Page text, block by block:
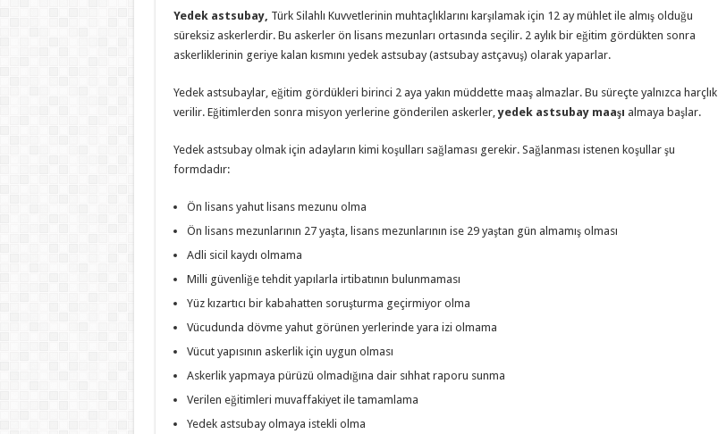
Yedek astsubay, Türk Silahlı Kuvvetlerinin muhtaçlıklarını karşılamak için 12 ay mühlet ile almış olduğu
süreksiz askerlerdir. Bu askerler ön lisans mezunları ortasında seçilir. 2 aylık bir eğitim gördükten sonra
askerliklerinin geriye kalan kısmını yedek astsubay (astsubay astçavuş) olarak yaparlar.
Yedek astsubaylar, eğitim gördükleri birinci 2 aya yakın müddette maaş almazlar. Bu süreçte yalnızca harçlık
verilir. Eğitimlerden sonra misyon yerlerine gönderilen askerler,yedek astsubay maaşı almaya başlar.
Yedek astsubay olmak için adayların kimi koşulları sağlaması gerekir. Sağlanması istenen koşullar şu
formdadır:
Ön lisans yahut lisans mezunu olma
Ön lisans mezunlarının 27 yaşta, lisans mezunlarının ise 29 yaştan gün almamış olması
Adli sicil kaydı olmama
Milli güvenliğe tehdit yapılarla irtibatının bulunmaması
Yüz kızartıcı bir kabahatten soruşturma geçirmiyor olma
Vücudunda dövme yahut görünen yerlerinde yara izi olmama
Vücut yapısının askerlik için uygun olması
Askerlik yapmaya pürüzü olmadığına dair sıhhat raporu sunma
Verilen eğitimleri muvaffakiyet ile tamamlama
Yedek astsubay olmaya istekli olma